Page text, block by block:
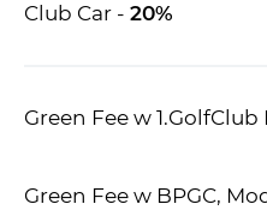
Club Car - 20%
Green Fee w
Green Fee w BPGC,